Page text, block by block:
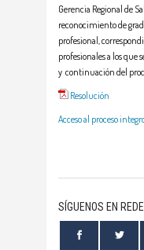
Gerencia Regional de
reconocimiento de
profesional,
profesionales a los que
y continuación del
Resolución
Acceso al proceso
SÍGUENOS EN